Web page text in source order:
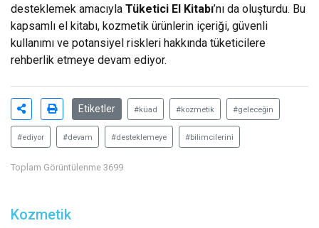
desteklemek amacıyla Tüketici El Kitabı’nı da oluşturdu. Bu
kapsamlı el kitabı, kozmetik ürünlerin içeriği, güvenli
kullanımı ve potansiyel riskleri hakkında tüketicilere
rehberlik etmeye devam ediyor.
Etiketler #küad #kozmetik #geleceğin
#ediyor #devam #desteklemeye #bilimcilerini
Toplam Görüntülenme 3699
Kozmetik